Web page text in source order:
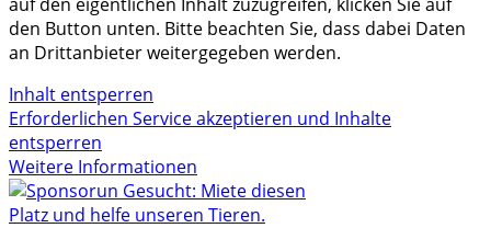
auf den eigentlichen Inhalt zuzugreifen, klicken Sie auf
den Button unten. Bitte beachten Sie, dass dabei Daten
an Drittanbieter weitergegeben werden.
Inhalt entsperren
Erforderlichen Service akzeptieren und Inhalte
entsperren
Weitere Informationen